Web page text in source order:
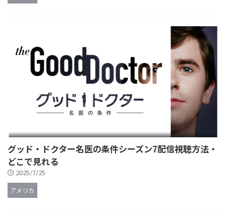
グッド・ドクター名医の条件シーズン7配信視聴方法・
どこで見れる
2025/7/25
アメリカ